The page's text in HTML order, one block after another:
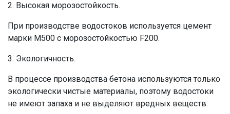
2. Высокая морозостойкость.
При производстве водостоков используется цемент
марки М500 с морозостойкостью F200.
3. Экологичность.
В процессе производства бетона используются только
экологически чистые материалы, поэтому водостоки
не имеют запаха и не выделяют вредных веществ.